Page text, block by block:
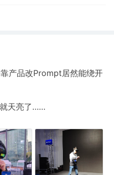
产品改Prompt居然能绕开
天亮了……